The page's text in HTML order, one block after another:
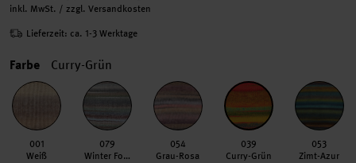
inkl. MwSt. / zzgl. Versandkosten
Lieferzeit: ca. 1-3 Werktage
Farbe Curry-Grün
001
Weiß
079
Winter Forest
054
Grau-Rosa
039
Curry-Grün
053
Zimt-Azur